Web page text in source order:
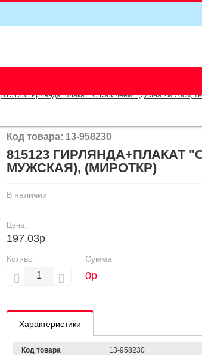
815123 Гирлянда+плакат "С Юбилеем!" (длина 2м 70см,
Код товара: 13-958230
815123 ГИРЛЯНДА+ПЛАКАТ
МУЖСКАЯ), (МИРОТКР)
В наличии
Цена:
197.03р
Кол-во Сумма
0р
Характеристики
Код товара
13-958230